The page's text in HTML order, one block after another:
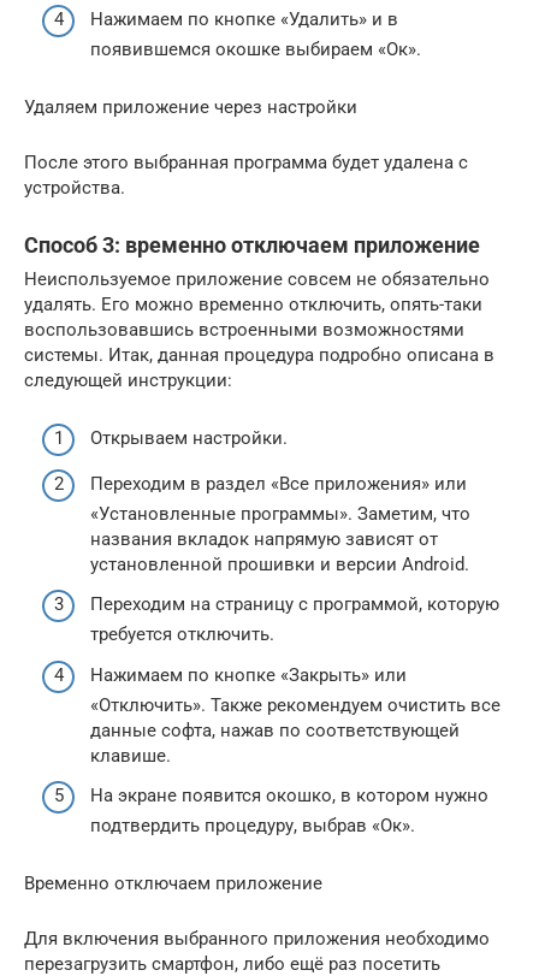
Нажимаем по кнопке «Удалить» и в
появившемся окошке выбираем «Ок».
Удаляем приложение через настройки
После этого выбранная программа будет удалена с
устройства.
Способ 3: временно отключаем приложение
Неиспользуемое приложение совсем не обязательно
удалять. Его можно временно отключить, опять-таки
воспользовавшись встроенными возможностями
системы. Итак, данная процедура подробно описана в
следующей инструкции:
Открываем настройки.
Переходим в раздел «Все приложения» или
«Установленные программы». Заметим, что
названия вкладок напрямую зависят от
установленной прошивки и версии Android.
Переходим на страницу с программой, которую
требуется отключить.
Нажимаем по кнопке «Закрыть» или
«Отключить». Также рекомендуем очистить все
данные софта, нажав по соответствующей
клавише.
На экране появится окошко, в котором нужно
подтвердить процедуру, выбрав «Ок».
Временно отключаем приложение
Для включения выбранного приложения необходимо
перезагрузить смартфон, либо ещё раз посетить